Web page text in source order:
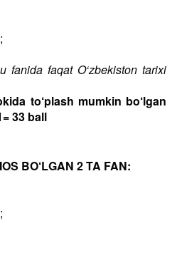
fanida faqat O‘zbekiston tarixi
to‘plash mumkin bo‘lgan
33 ball
BO‘LGAN 2 TA FAN: